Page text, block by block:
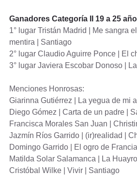
Ganadores Categoría II 19 a 25
1° lugar Tristán Madrid | Me sangra
mentira | Santiago
2° lugar Claudio Aguirre Ponce | El
3° lugar Javiera Escobar Donoso |
Menciones Honrosas:
Giarinna Gutiérrez | La yegua de mi
Diego Gómez | Carta de un padre |
Francisca Morales San Juan |
Jazmín Ríos Garrido | (ir)realidad |
Domingo Garrido | El ogro de
Matilda Solar Salamanca | La
Cristóbal Wilke | Vivir | Santiago